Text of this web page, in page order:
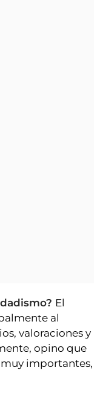
El
al
valoraciones y
opino que
importantes,